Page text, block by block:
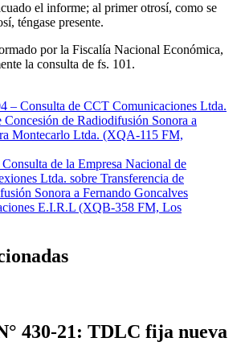
el informe; al primer otrosí, como se
téngase presente.
por la Fiscalía Nacional Económica,
la consulta de fs. 101.
– Consulta de CCT Comunicaciones Ltda.
Concesión de Radiodifusión Sonora a
Montecarlo Ltda. (XQA-115 FM,
de la Empresa Nacional de
Ltda. sobre Transferencia de
Sonora a Fernando Goncalves
E.I.R.L (XQB-358 FM, Los
430-21: TDLC fija nueva